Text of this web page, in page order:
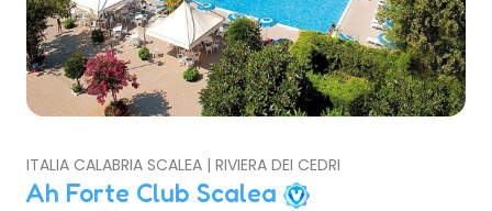
ITALIA CALABRIA SCALEA | RIVIERA DEI CEDRI
Ah Forte Club Scalea